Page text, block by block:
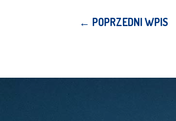
← POPRZEDNI WPIS